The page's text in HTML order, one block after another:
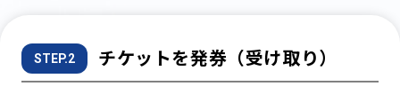
STEP.2 チケットを発券（受け取り）